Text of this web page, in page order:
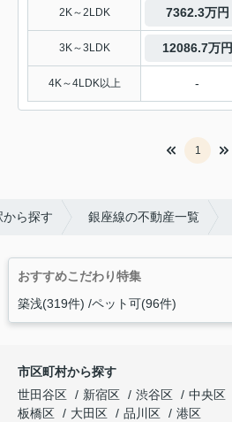
2K～2LDK 7362.3万円
3K～3LDK 12086.7万円
4K～4LDK以上 -
1
ら探す 銀座線の不動産一覧
おすすめこだわり特集
築浅(319件) ペット可(96件)
市区町村から探す
世田谷区
新宿区 渋谷区 中央区
板橋区
大田区 品川区
港区